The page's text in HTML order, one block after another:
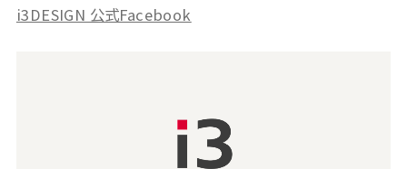
i3DESIGN 公式Facebook